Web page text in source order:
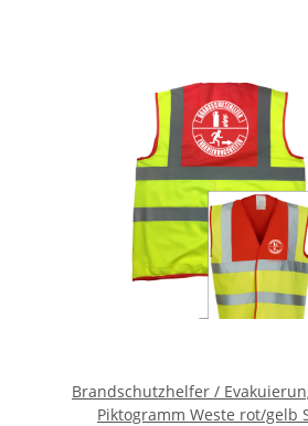
Brandschutzhelfer /
Piktogramm Weste rot/gelb